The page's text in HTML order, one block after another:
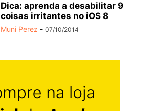
Dica: aprenda a desabilitar 9
coisas irritantes no iOS 8
Muni Perez - 07/10/2014